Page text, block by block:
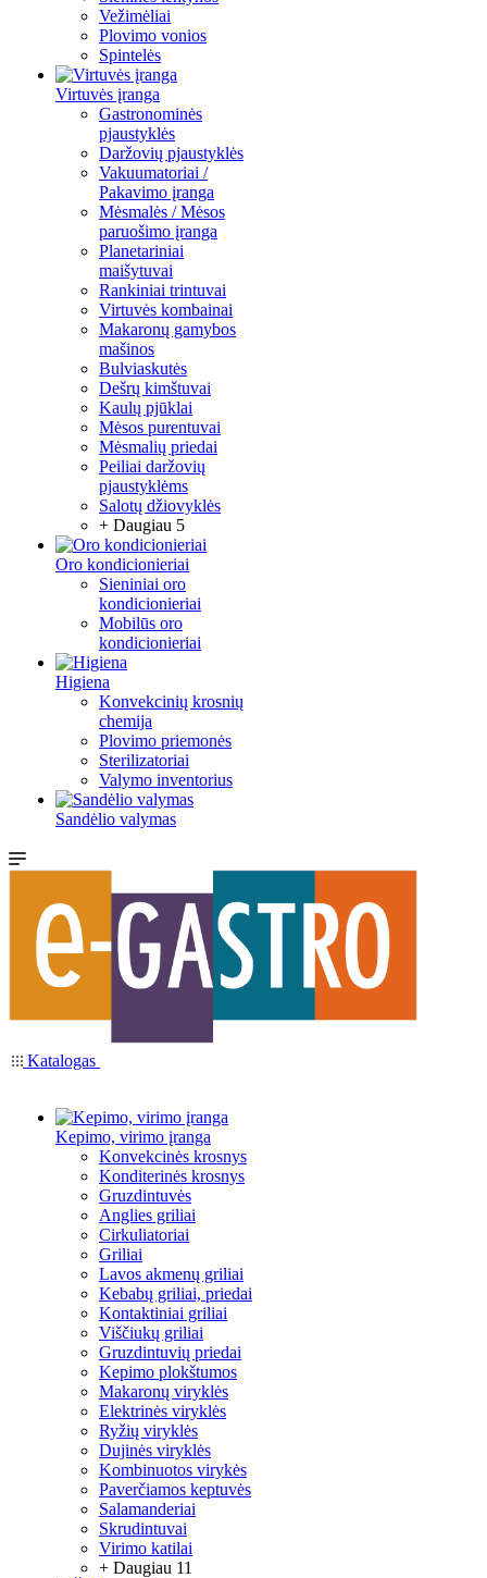
Vežimėliai
Plovimo vonios
Spintelės
Virtuvės įranga
Gastronominės
pjaustyklės
Daržovių pjaustyklės
Vakuumatoriai /
Pakavimo įranga
Mėsmalės / Mėsos
paruošimo įranga
Planetariniai
maišytuvai
Rankiniai trintuvai
Virtuvės kombainai
Makaronų gamybos
mašinos
Bulviaskutės
Dešrų kimštuvai
Kaulų pjūklai
Mėsos purentuvai
Mėsmalių priedai
Peiliai daržovių
pjaustyklėms
Salotų džiovyklės
+ Daugiau 5
Oro kondicionieriai
Sieniniai oro
kondicionieriai
Mobilūs oro
kondicionieriai
Higiena
Konvekcinių krosnių
chemija
Plovimo priemonės
Sterilizatoriai
Valymo inventorius
Sandėlio valymas
Katalogas
Kepimo, virimo įranga
Konvekcinės krosnys
Konditerinės krosnys
Gruzdintuvės
Anglies griliai
Cirkuliatoriai
Griliai
Lavos akmenų griliai
Kebabų griliai, priedai
Kontaktiniai griliai
Viščiukų griliai
Gruzdintuvių priedai
Kepimo plokštumos
Makaronų viryklės
Elektrinės viryklės
Ryžių viryklės
Dujinės viryklės
Kombinuotos virykės
Paverčiamos keptuvės
Salamanderiai
Skrudintuvai
Virimo katilai
+ Daugiau 11